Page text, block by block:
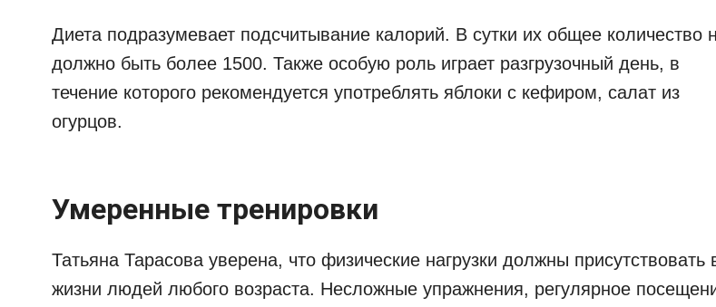
Диета подразумевает подсчитывание калорий. В сутки их общее количество
должно быть более 1500. Также особую роль играет разгрузочный день, в
течение которого рекомендуется употреблять яблоки с кефиром, салат из
огурцов.
Умеренные тренировки
Татьяна Тарасова уверена, что физические нагрузки должны присутствовать
жизни людей любого возраста. Несложные упражнения, регулярное